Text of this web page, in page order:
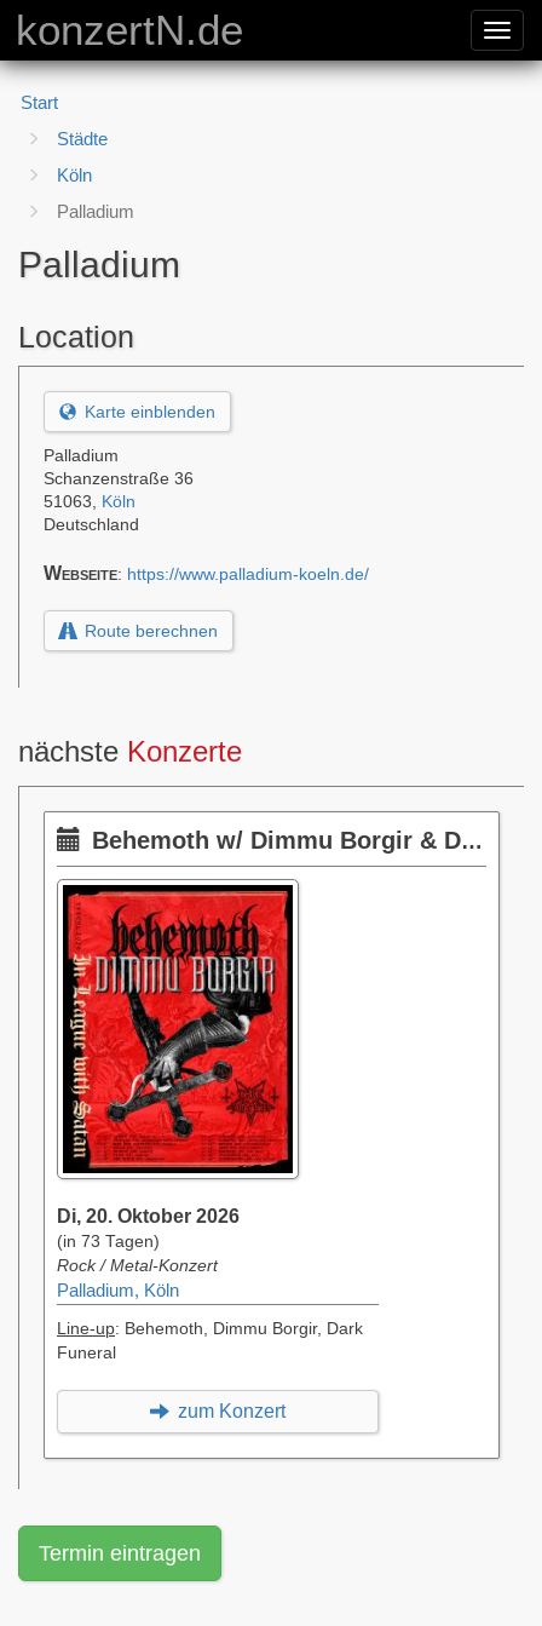
konzertN.de
Start
Städte
Köln
Palladium
Palladium
Location
Karte einblenden
Palladium
Schanzenstraße 36
51063, Köln
Deutschland
Webseite: https://www.palladium-koeln.de/
Route berechnen
nächste Konzerte
Behemoth w/ Dimmu Borgir & Dark Funeral
Di, 20. Oktober 2026
(in 73 Tagen)
Rock / Metal-Konzert
Palladium, Köln
Line-up: Behemoth, Dimmu Borgir, Dark
Funeral
zum Konzert
Termin eintragen